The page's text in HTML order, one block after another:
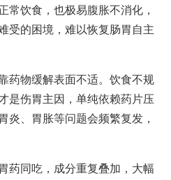
常饮食，也极易腹胀不消化，
受的困境，难以恢复肠胃自主
药物缓解表面不适。饮食不规
是伤胃主因，单纯依赖药片压
炎、胃胀等问题会频繁复发，
药同吃，成分重复叠加，大幅